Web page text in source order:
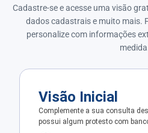
Cadastre-se e acesse uma visão
dados cadastrais e muito mais.
personalize com informações
medida.
Visão Inicial
Complemente a sua consulta
possui algum protesto com